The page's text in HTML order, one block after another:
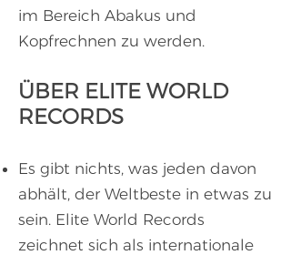
im Bereich Abakus und
Kopfrechnen zu werden.
ÜBER ELITE WORLD
RECORDS
Es gibt nichts, was jeden davon
abhält, der Weltbeste in etwas zu
sein. Elite World Records
zeichnet sich als internationale